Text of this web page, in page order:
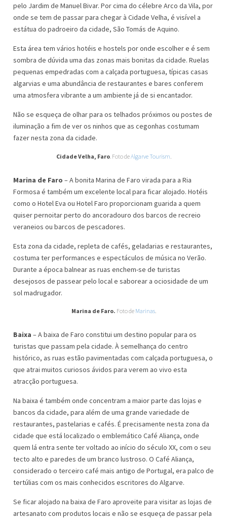
pelo Jardim de Manuel Bivar. Por cima do célebre Arco da Vila, por
onde se tem de passar para chegar à Cidade Velha, é visível a
estátua do padroeiro da cidade, São Tomás de Aquino.
Esta área tem vários hotéis e hostels por onde escolher e é sem
sombra de dúvida uma das zonas mais bonitas da cidade. Ruelas
pequenas empedradas com a calçada portuguesa, típicas casas
algarvias e uma abundância de restaurantes e bares conferem
uma atmosfera vibrante a um ambiente já de si encantador.
Não se esqueça de olhar para os telhados próximos ou postes de
iluminação a fim de ver os ninhos que as cegonhas costumam
fazer nesta zona da cidade.
Cidade Velha, Faro. Foto deAlgarve Tourism
Marina de Faro – A bonita Marina de Faro virada para a Ria
Formosa é também um excelente local para ficar alojado. Hotéis
como o Hotel Eva ou Hotel Faro proporcionam guarida a quem
quiser pernoitar perto do ancoradouro dos barcos de recreio
veraneios ou barcos de pescadores.
Esta zona da cidade, repleta de cafés, geladarias e restaurantes,
costuma ter performances e espectáculos de música no Verão.
Durante a época balnear as ruas enchem-se de turistas
desejosos de passear pelo local e saborear a ociosidade de um
sol madrugador.
Marina de Faro. Foto deMarinas.
Baixa – A baixa de Faro constitui um destino popular para os
turistas que passam pela cidade. À semelhança do centro
histórico, as ruas estão pavimentadas com calçada portuguesa, o
que atrai muitos curiosos ávidos para verem ao vivo esta
atracção portuguesa.
Na baixa é também onde concentram a maior parte das lojas e
bancos da cidade, para além de uma grande variedade de
restaurantes, pastelarias e cafés. É precisamente nesta zona da
cidade que está localizado o emblemático Café Aliança, onde
quem lá entra sente ter voltado ao início do século XX, com o seu
tecto alto e paredes de um branco lustroso. O Café Aliança,
considerado o terceiro café mais antigo de Portugal, era palco de
tertúlias com os mais conhecidos escritores do Algarve.
Se ficar alojado na baixa de Faro aproveite para visitar as lojas de
artesanato com produtos locais e não se esqueça de passar pela